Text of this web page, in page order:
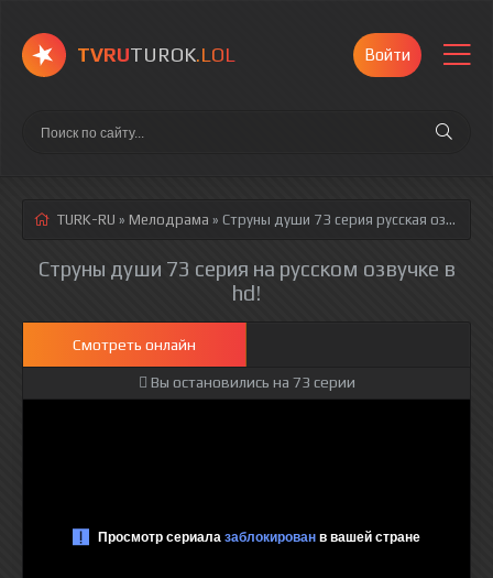
TVRUTUROK.LOL Войти
TURK-RU » Мелодрама » Струны души 73 серия русская озвучка полностью смотреть онлайн!
Струны души 73 серия на русском озвучке в
hd!
Смотреть онлайн
Вы остановились на 73 серии